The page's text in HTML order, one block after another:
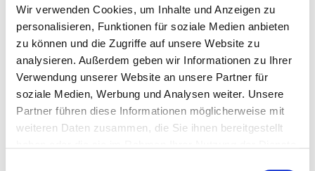
Wir verwenden Cookies, um Inhalte und Anzeigen zu
personalisieren, Funktionen für soziale Medien anbieten
zu können und die Zugriffe auf unsere Website zu
analysieren. Außerdem geben wir Informationen zu Ihrer
Verwendung unserer Website an unsere Partner für
soziale Medien, Werbung und Analysen weiter. Unsere
Partner führen diese Informationen möglicherweise mit
weiteren Daten zusammen, die Sie ihnen bereitgestellt
Punkteabbau / Fahreignungsseminar
Bis zu einem maximalen Punktestand von 5 Punkten
ist durch die Teilnahme an einem
Fahreignungsseminar der Abbau von 1 Punkt möglich.
Erforderlich hierfür sind 2 Sitzungen, die Sie bei mir
absolvieren können und eine entsprechende